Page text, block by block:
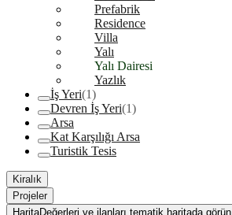
Prefabrik
Residence
Villa
Yalı
Yalı Dairesi
Yazlık
İş Yeri(1)
Devren İş Yeri(1)
Arsa
Kat Karşılığı Arsa
Turistik Tesis
Kiralık
Projeler
HaritaDeğerleri ve ilanları tematik haritada görün